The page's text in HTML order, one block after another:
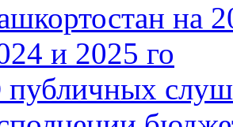
на
и 2025 го